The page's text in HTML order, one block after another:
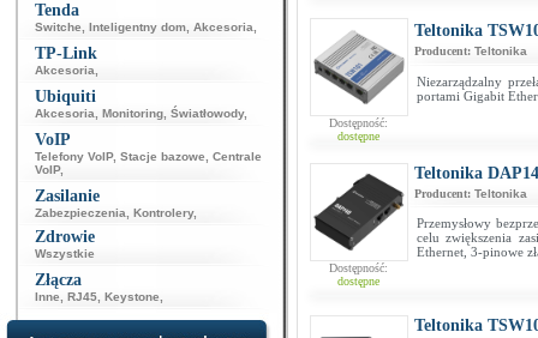
Tenda
Switche Inteligentny dom Akcesoria
TP-Link
Akcesoria
Ubiquiti
Akcesoria Monitoring Światłowody,
VoIP
Telefony VoIP, Stacje bazowe
Centrale
VoIP,
Zasilanie
Zabezpieczenia Kontrolery,
Zdrowie
Wszystkie
Złącza
Inne RJ45 Keystone
Dostępność:
dostępne
Teltonika
Producent: Teltonika
Niezarządzalny
portami Gigabit
Dostępność:
dostępne
Teltonika
Producent: Teltonika
Przemysłowy
celu zwiększenia
Ethernet, 3-pinowe
Teltonika